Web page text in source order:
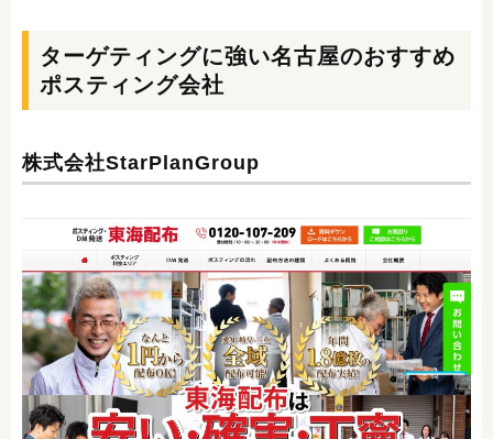
ターゲティングに強い名古屋のおすすめ
ポスティング会社
株式会社StarPlanGroup